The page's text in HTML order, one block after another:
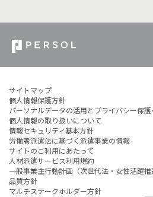
サイトマップ
個人情報保護方針
パーソナルデータの活用とプライバシー保
個人情報の取り扱いについて
情報セキュリティ基本方針
労働者派遣法に基づく派遣事業の情報
サイトのご利用にあたって
人材派遣サービス利用規約
一般事業主行動計画（次世代法・女性活躍推
品質方針
マルチステークホルダー方針